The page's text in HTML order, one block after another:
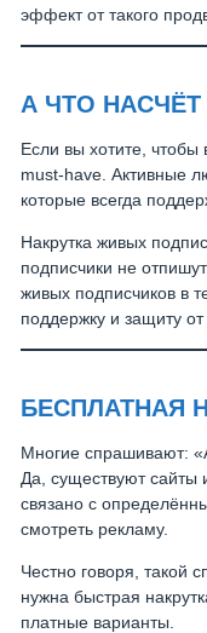
эффект от такого
А ЧТО
Если вы хотите, чтобы
must-have. Активные
которые всегда
Накрутка живых
подписчики не
живых подписчиков в
поддержку и защиту от
БЕСПЛАТНАЯ
Многие спрашивают:
Да, существуют сайты
связано с
смотреть рекламу.
Честно говоря, такой
нужна быстрая
платные варианты.